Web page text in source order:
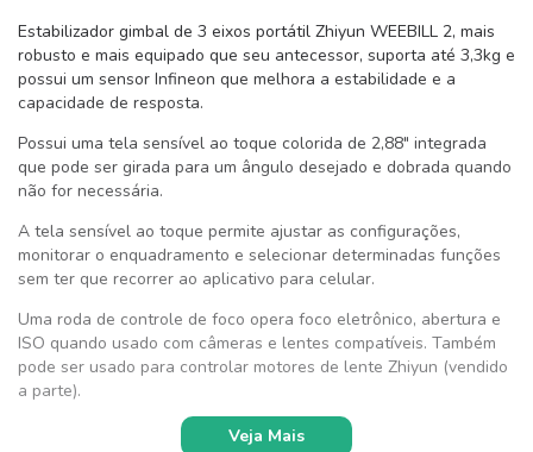
Estabilizador gimbal de 3 eixos portátil Zhiyun WEEBILL 2, mais
robusto e mais equipado que seu antecessor, suporta até 3,3kg e
possui um sensor Infineon que melhora a estabilidade e a
capacidade de resposta.
Possui uma tela sensível ao toque colorida de 2,88" integrada
que pode ser girada para um ângulo desejado e dobrada quando
não for necessária.
A tela sensível ao toque permite ajustar as configurações,
monitorar o enquadramento e selecionar determinadas funções
sem ter que recorrer ao aplicativo para celular.
Uma roda de controle de foco opera foco eletrônico, abertura e
ISO quando usado com câmeras e lentes compatíveis. Também
pode ser usado para controlar motores de lente Zhiyun (vendido
a parte).
Veja Mais